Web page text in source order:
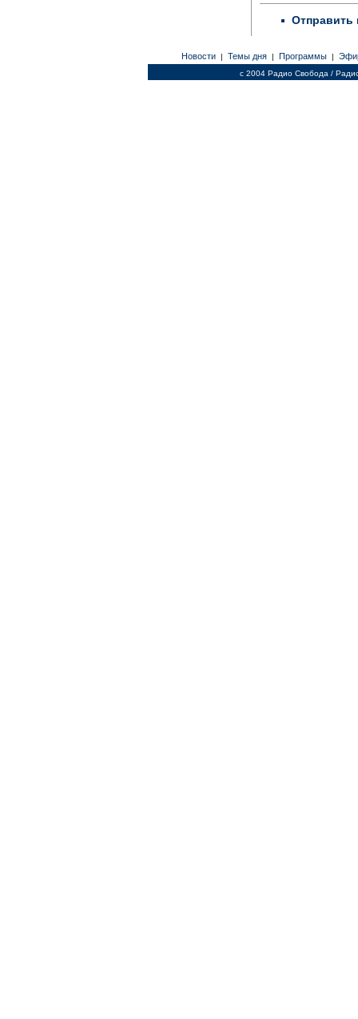
Отправить
Новости | Темы дня | Программы |
c 2004 Радио Свобода /